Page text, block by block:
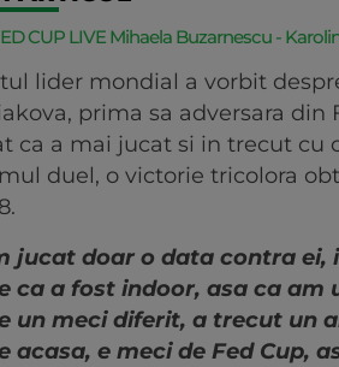
CUP LIVE Mihaela Buzarnescu -
lider mondial a vorbit
prima sa adversara din
ca a mai jucat si in trecut cu
duel, o victorie tricolora
jucat doar o data contra ei,
ca a fost indoor, asa ca am
un meci diferit, a trecut un
acasa, e meci de Fed Cup,